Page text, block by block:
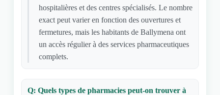
hospitalières et des centres spécialisés. Le nombre
exact peut varier en fonction des ouvertures et
fermetures, mais les habitants de Ballymena ont
un accès régulier à des services pharmaceutiques
complets.
Q: Quels types de pharmacies peut-on trouver à